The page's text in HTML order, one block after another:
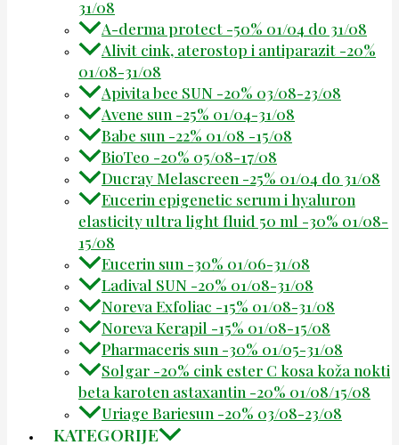
31/08
A-derma protect -50% 01/04 do 31/08
Alivit cink, aterostop i antiparazit -20%
01/08-31/08
Apivita bee SUN -20% 03/08-23/08
Avene sun -25% 01/04-31/08
Babe sun -22% 01/08 -15/08
BioTeo -20% 05/08-17/08
Ducray Melascreen -25% 01/04 do 31/08
Eucerin epigenetic serum i hyaluron
elasticity ultra light fluid 50 ml -30% 01/08-
15/08
Eucerin sun -30% 01/06-31/08
Ladival SUN -20% 01/08-31/08
Noreva Exfoliac -15% 01/08-31/08
Noreva Kerapil -15% 01/08-15/08
Pharmaceris sun -30% 01/05-31/08
Solgar -20% cink ester C kosa koža nokti
beta karoten astaxantin -20% 01/08/15/08
Uriage Bariesun -20% 03/08-23/08
KATEGORIJE